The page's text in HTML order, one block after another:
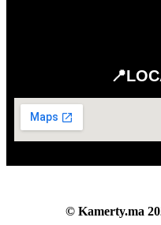
© Kamerty.ma